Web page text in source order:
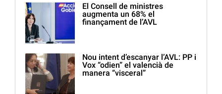
El Consell de ministres
augmenta un 68% el
finançament de l’AVL
Nou intent d’escanyar l’AVL: PP i
Vox “odien” el valencià de
manera “visceral”